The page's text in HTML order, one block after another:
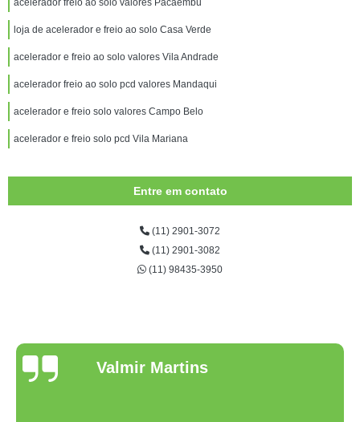
acelerador freio ao solo valores Pacaembu
loja de acelerador e freio ao solo Casa Verde
acelerador e freio ao solo valores Vila Andrade
acelerador freio ao solo pcd valores Mandaqui
acelerador e freio solo valores Campo Belo
acelerador e freio solo pcd Vila Mariana
Entre em contato
(11) 2901-3072
(11) 2901-3082
(11) 98435-3950
Valmir Martins